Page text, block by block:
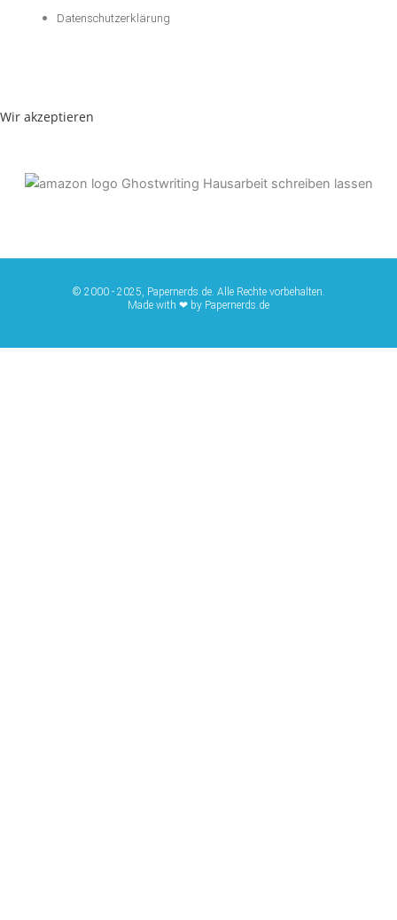
Datenschutzerklärung
Wir akzeptieren
© 2000 - 2025, Papernerds.de. Alle Rechte vorbehalten.
Made with ❤ by Papernerds.de